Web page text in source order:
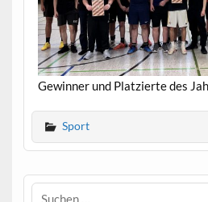
Gewinner und Platzierte des
Sport